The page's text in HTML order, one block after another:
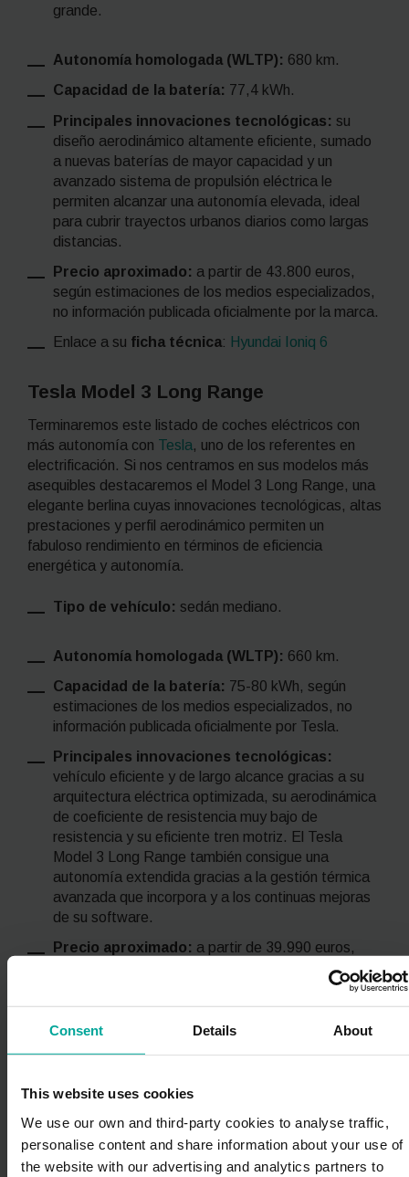
Consent Details About
This website uses cookies
We use our own and third-party cookies to analyse traffic,
personalise content and share information about your use of
the website with our advertising and analytics partners to
grande.
Autonomía homologada (WLTP): 680 km.
Capacidad de la batería: 77,4 kWh.
Principales innovaciones tecnológicas: su
diseño aerodinámico altamente eficiente, sumado
a nuevas baterías de mayor capacidad y un
avanzado sistema de propulsión eléctrica le
permiten alcanzar una autonomía elevada, ideal
para cubrir trayectos urbanos diarios como largas
distancias.
Precio aproximado: a partir de 43.800 euros,
según estimaciones de los medios especializados,
no información publicada oficialmente por la marca.
Enlace a su ficha técnica: Hyundai Ioniq 6
Tesla Model 3 Long Range
Terminaremos este listado de coches eléctricos con
más autonomía con
Tesla, uno de los referentes en
electrificación. Si nos centramos en sus modelos más
asequibles destacaremos el Model 3 Long Range, una
elegante berlina cuyas innovaciones tecnológicas, altas
prestaciones y perfil aerodinámico permiten un
fabuloso rendimiento en términos de eficiencia
energética y autonomía.
Tipo de vehículo: sedán mediano.
Autonomía homologada (WLTP): 660 km.
Capacidad de la batería: 75-80 kWh, según
estimaciones de los medios especializados, no
información publicada oficialmente por Tesla.
Principales innovaciones tecnológicas:
vehículo eficiente y de largo alcance gracias a su
arquitectura eléctrica optimizada, su aerodinámica
de coeficiente de resistencia muy bajo de
resistencia y su eficiente tren motriz. El Tesla
Model 3 Long Range también consigue una
autonomía extendida gracias a la gestión térmica
avanzada que incorpora y a los continuas mejoras
de su software.
Precio aproximado: a partir de 39.990 euros,
según estimaciones de los medios especializados,
no información publicada oficialmente por Tesla.
Range